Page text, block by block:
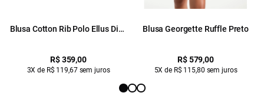
Blusa Cotton Rib Polo Ellus Dice
R$ 359,00
3X de R$ 119,67 sem juros
Blusa Georgette Ruffle Preto
R$ 579,00
5X de R$ 115,80 sem juros